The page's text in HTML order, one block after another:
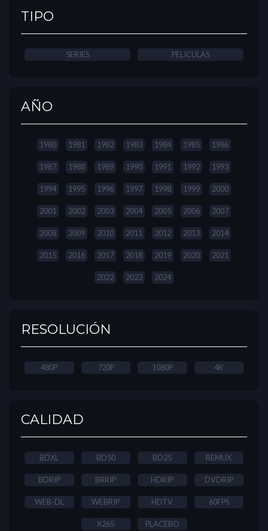
TIPO
SERIES PELICULAS
AÑO
1980 1981 1982 1983 1984 1985 1986
1987 1988 1989 1990 1991 1992 1993
1994 1995 1996 1997 1998 1999 2000
2001 2002 2003 2004 2005 2006 2007
2008 2009 2010 2011 2012 2013 2014
2015 2016 2017 2018 2019 2020 2021
2022 2023 2024
RESOLUCIÓN
480P 720P 1080P 4K
CALIDAD
BDXL BD50 BD25 REMUX
BDRIP BRRIP HDRIP DVDRIP
WEB-DL WEBRIP HDTV 60FPS
X265 PLACEBO